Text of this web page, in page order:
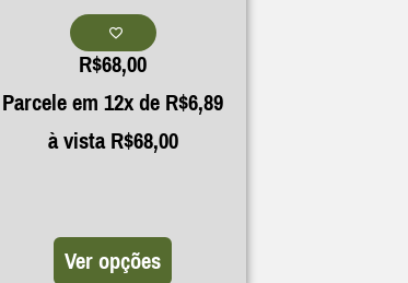
R$68,00
Parcele em 12x deR$6,89
à vistaR$68,00
Ver opções